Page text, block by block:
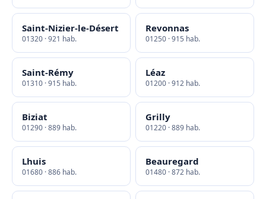
Saint-Nizier-le-Désert
01320 · 921 hab.
Revonnas
01250 · 915 hab.
Saint-Rémy
01310 · 915 hab.
Léaz
01200 · 912 hab.
Biziat
01290 · 889 hab.
Grilly
01220 · 889 hab.
Lhuis
01680 · 886 hab.
Beauregard
01480 · 872 hab.